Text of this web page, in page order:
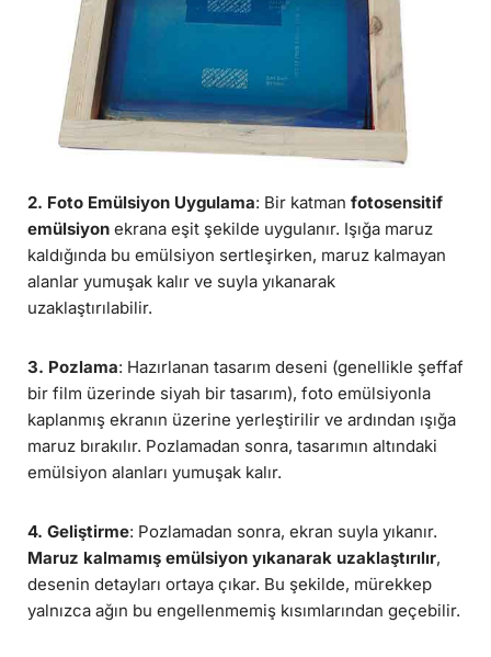
2. Foto Emülsiyon Uygulama: Bir katman fotosensitif
emülsiyon ekrana eşit şekilde uygulanır. Işığa maruz
kaldığında bu emülsiyon sertleşirken, maruz kalmayan
alanlar yumuşak kalır ve suyla yıkanarak
uzaklaştırılabilir.
3. Pozlama: Hazırlanan tasarım deseni (genellikle şeffaf
bir film üzerinde siyah bir tasarım), foto emülsiyonla
kaplanmış ekranın üzerine yerleştirilir ve ardından ışığa
maruz bırakılır. Pozlamadan sonra, tasarımın altındaki
emülsiyon alanları yumuşak kalır.
4. Geliştirme: Pozlamadan sonra, ekran suyla yıkanır.
Maruz kalmamış emülsiyon yıkanarak uzaklaştırılır,
desenin detayları ortaya çıkar. Bu şekilde, mürekkep
yalnızca ağın bu engellenmemiş kısımlarından geçebilir.